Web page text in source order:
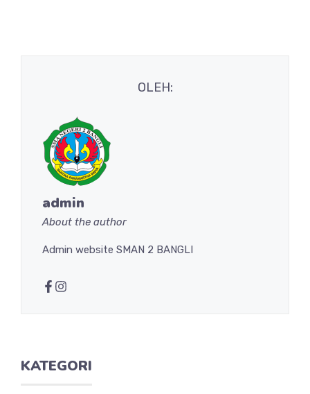
OLEH:
admin
About the author
Admin website SMAN 2 BANGLI
KATEGORI